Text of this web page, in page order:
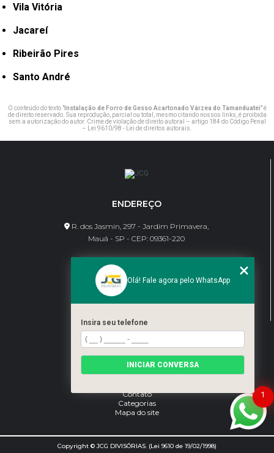
Vila Vitória
Jacareí
Ribeirão Pires
Santo André
O conteúdo do texto "Instalação de Forro de Gesso Acartonado Várzea do Tamanduateí" é
de direito reservado. Sua reprodução, parcial ou total, mesmo citando nossos links, é proibida
sem a autorização do autor. Crime de violação de direito autoral – artigo 184 do Código Penal
–
Lei 9610/98 - Lei de direitos autorais
ENDEREÇO
R. dos Jasmin, 297 - Jardim Primavera,
Mauá - SP - CEP: 09361-220
CONTATO
(11) 95462-8630
bene@jcgdivisorias.com
Home
Sobre Nós
Serviços
Contato
Categorias
Mapa do site
Copyright © JCG DIVISÓRIAS. (Lei 9610 de 19/02/1998)
1
Olá! Fale agora pelo WhatsApp
Insira seu telefone
INICIAR CONVERSA